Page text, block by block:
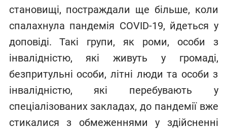
становищі, постраждали ще більше, коли
спалахнула пандемія COVID-19, йдеться у
доповіді. Такі групи, як роми, особи з
інвалідністю, які живуть у громаді,
безпритульні особи, літні люди та особи з
інвалідністю, які перебувають у
спеціалізованих закладах, до пандемії вже
стикалися з обмеженнями у здійсненні